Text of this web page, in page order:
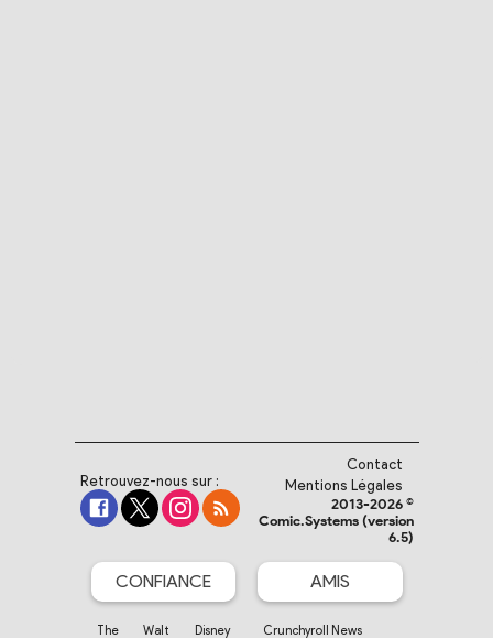
Retrouvez-nous sur :
Contact
Mentions Légales
2013-2026 ©
Comic.Systems (version
6.5)
CONFIANCE
The Walt Disney
AMIS
Crunchyroll News